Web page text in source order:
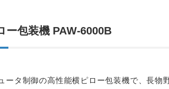
ー包装機 PAW-6000B
ータ制御の高性能横ピロー包装機で、長物